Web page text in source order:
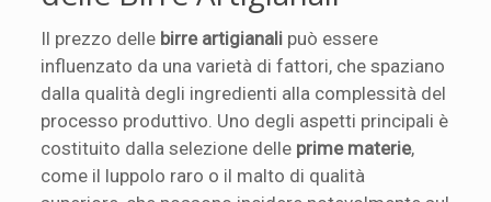
Il prezzo delle birre artigianali può essere
influenzato da una varietà di fattori, che spaziano
dalla qualità degli ingredienti alla complessità del
processo produttivo. Uno degli aspetti principali è
costituito dalla selezione delle prime materie,
come il luppolo raro o il malto di qualità